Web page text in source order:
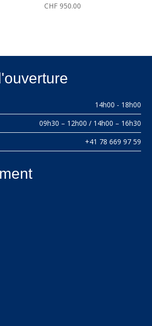
CHF 950.00
14h00 - 18h00
09h30 – 12h00 / 14h00 – 16h30
+41 78 669 97 59